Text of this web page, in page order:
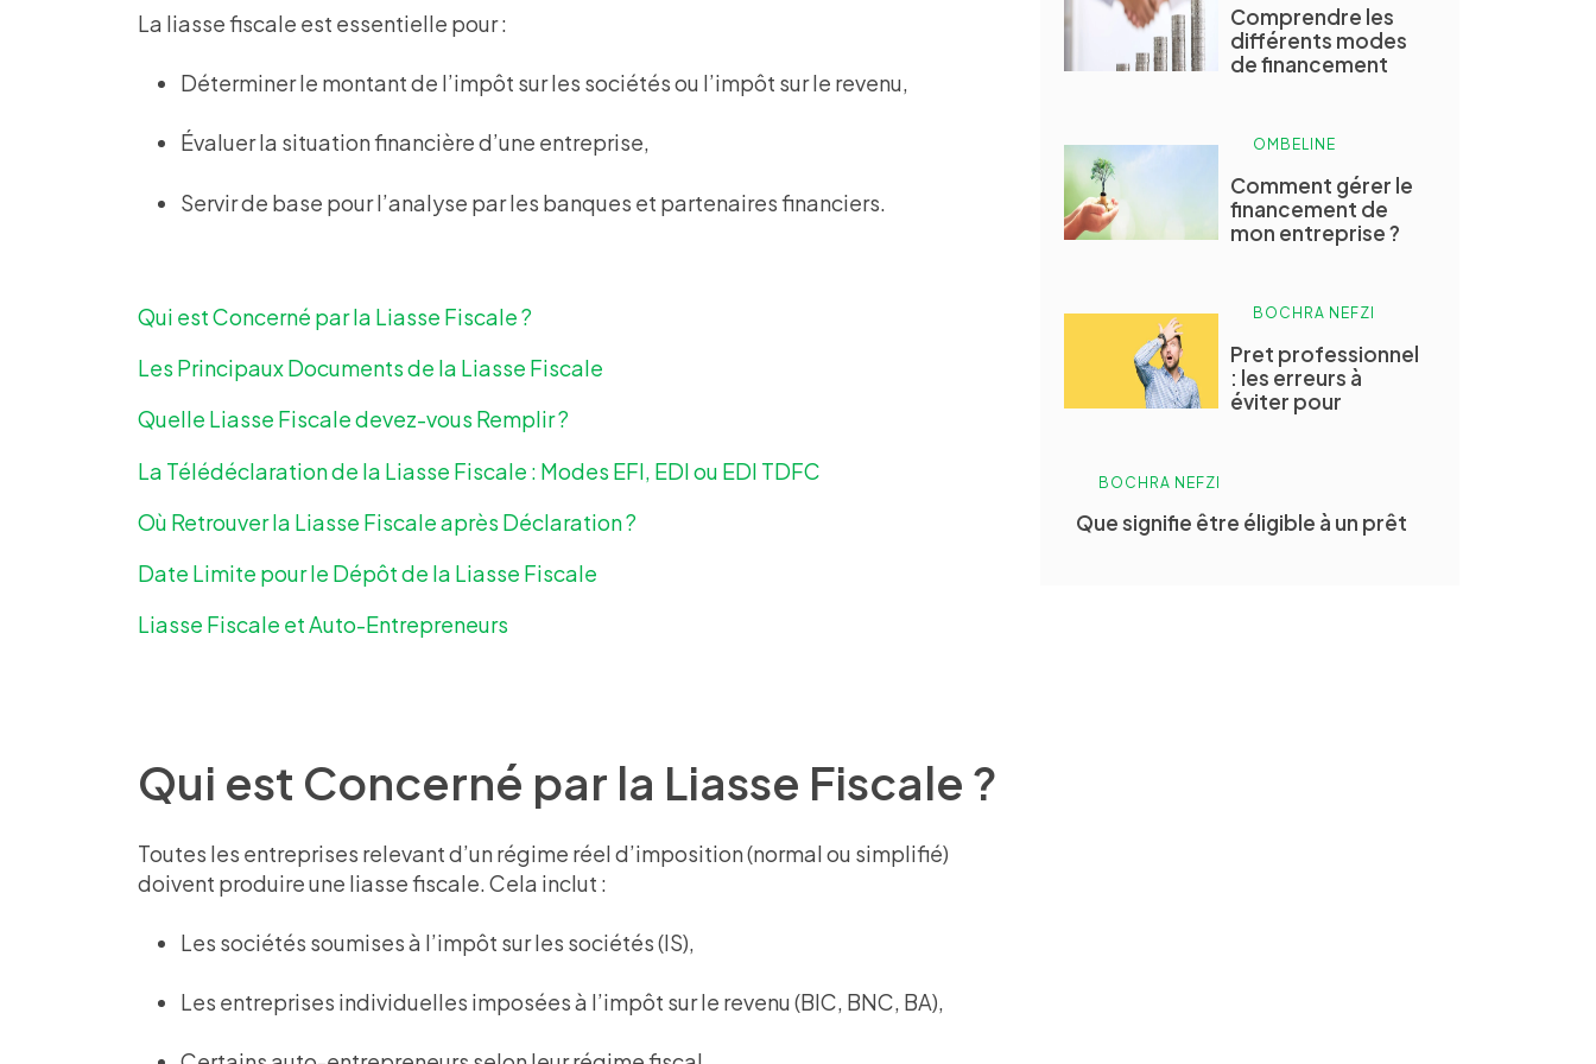
La liasse fiscale est essentielle pour :
Déterminer le montant de l’impôt sur les sociétés ou l’impôt sur le revenu,
Évaluer la situation financière d’une entreprise,
Servir de base pour l’analyse par les banques et partenaires financiers.
Qui est Concerné par la Liasse Fiscale ?
Les Principaux Documents de la Liasse Fiscale
Quelle Liasse Fiscale devez-vous Remplir ?
La Télédéclaration de la Liasse Fiscale : Modes EFI, EDI ou EDI TDFC
Où Retrouver la Liasse Fiscale après Déclaration ?
Date Limite pour le Dépôt de la Liasse Fiscale
Liasse Fiscale et Auto-Entrepreneurs
Qui est Concerné par la Liasse Fiscale ?
Toutes les entreprises relevant d’un régime réel d’imposition (normal ou simplifié)
doivent produire une liasse fiscale. Cela inclut :
Les sociétés soumises à l’impôt sur les sociétés (IS),
Les entreprises individuelles imposées à l’impôt sur le revenu (BIC, BNC, BA),
Comprendre les
différents modes
de financement
OMBELINE
Comment gérer le
financement de
mon entreprise ?
BOCHRA NEFZI
Pret professionnel
: les erreurs à
éviter pour
BOCHRA NEFZI
Que signifie être éligible à un prêt